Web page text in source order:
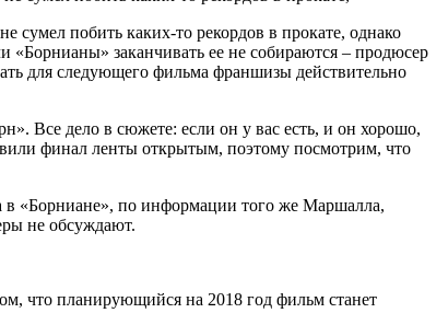
побить каких-то рекордов в прокате, однако
«Борнианы» заканчивать ее не собираются – продюсер
для следующего фильма франшизы действительно
Все дело в сюжете: если он у вас есть, и он хорошо,
финал ленты открытым, поэтому посмотрим, что
в «Борниане», по информации того же Маршалла,
не обсуждают.
что планирующийся на 2018 год фильм станет